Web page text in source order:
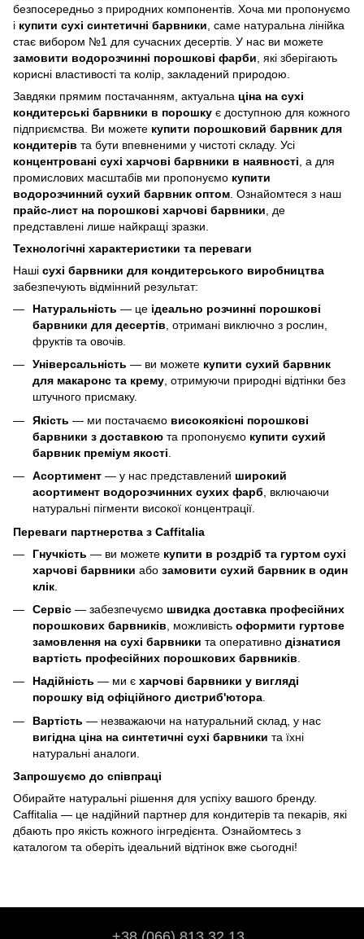
безпосередньо з природних компонентів. Хоча ми пропонуємо
і купити сухі синтетичні барвники , саме натуральна лінійка
стає вибором №1 для сучасних десертів. У нас ви можете
замовити водорозчинні порошкові фарби , які зберігають
корисні властивості та колір, закладений природою.
Завдяки прямим постачанням, актуальна ціна на сухі
кондитерські барвники в порошку є доступною для кожного
підприємства. Ви можете купити порошковий барвник для
кондитерів та бути впевненими у чистоті складу. Усі
концентровані сухі харчові барвники в наявності , а для
промислових масштабів ми пропонуємо купити
водорозчинний сухий барвник оптом . Ознайомтеся з наш
прайс-лист на порошкові харчові барвники , де
представлені лише найкращі зразки.
Технологічні характеристики та переваги
Наші сухі барвники для кондитерського виробництва
забезпечують відмінний результат:
Натуральність — це ідеально розчинні порошкові
барвники для десертів , отримані виключно з рослин,
фруктів та овочів.
Універсальність — ви можете купити сухий барвник
для макаронс та крему, отримуючи природні відтінки без
штучного присмаку.
Якість — ми постачаємо високоякісні порошкові
барвники з доставкою та пропонуємо купити сухий
барвник преміум якості
Асортимент — у нас представлений широкий
асортимент водорозчинних сухих фарб , включаючи
натуральні пігменти високої концентрації.
Переваги партнерства з Caffitalia
Гнучкість — ви можете купити в роздріб та гуртом сухі
харчові барвники або замовити сухий барвник в один
клік
Сервіс — забезпечуємо швидка доставка професійних
порошкових барвників , можливість оформити гуртове
замовлення на сухі барвники та оперативно дізнатися
вартість професійних порошкових барвників
Надійність — ми є харчові барвники у вигляді
порошку від офіційного дистриб'ютора.
Вартість — незважаючи на натуральний склад, у нас
вигідна ціна на синтетичні сухі барвники та їхні
натуральні аналоги.
Запрошуємо до співпраці
Обирайте натуральні рішення для успіху вашого бренду.
Caffitalia — це надійний партнер для кондитерів та пекарів, які
дбають про якість кожного інгредієнта. Ознайомтесь з
каталогом та оберіть ідеальний відтінок вже сьогодні!